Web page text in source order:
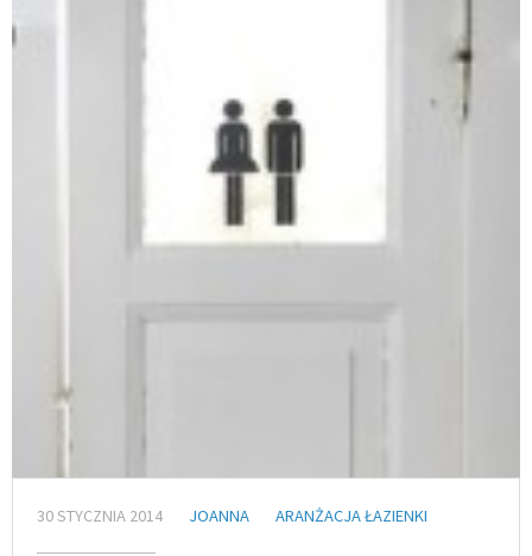
30 STYCZNIA 2014 JOANNA ARANŻACJA ŁAZIENKI